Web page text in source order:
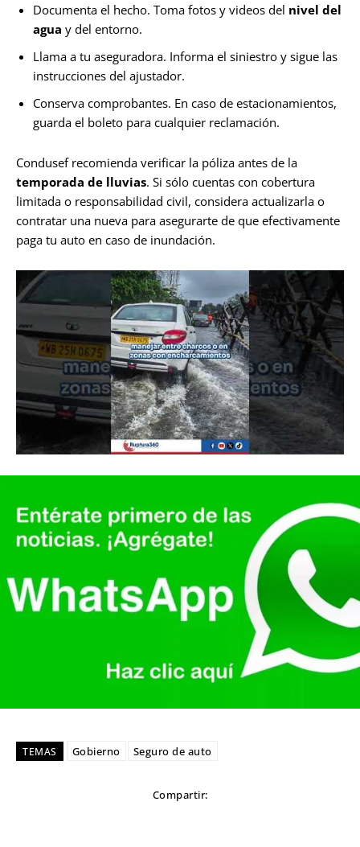
Documenta el hecho. Toma fotos y videos del nivel del
agua y del entorno.
Llama a tu aseguradora. Informa el siniestro y sigue las
instrucciones del ajustador.
Conserva comprobantes. En caso de estacionamientos,
guarda el boleto para cualquier reclamación.
Condusef recomienda verificar la póliza antes de la
temporada de lluvias. Si sólo cuentas con cobertura
limitada o responsabilidad civil, considera actualizarla o
contratar una nueva para asegurarte de que efectivamente
paga tu auto en caso de inundación.
TEMAS Gobierno Seguro de auto
Compartir: